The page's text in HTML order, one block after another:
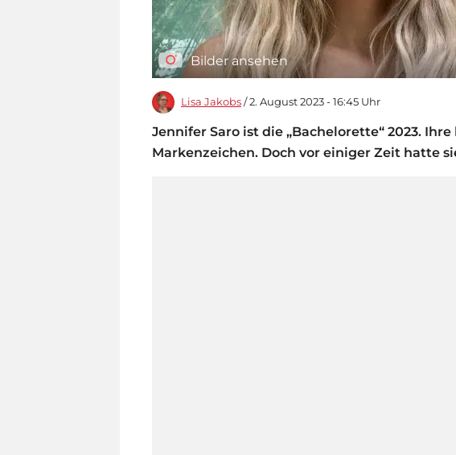
Bilder ansehen
Lisa Jakobs / 2. August 2023 - 16:45 Uhr
Jennifer Saro ist die „Bachelorette“ 2023.
Markenzeichen. Doch vor einiger Zeit hatte